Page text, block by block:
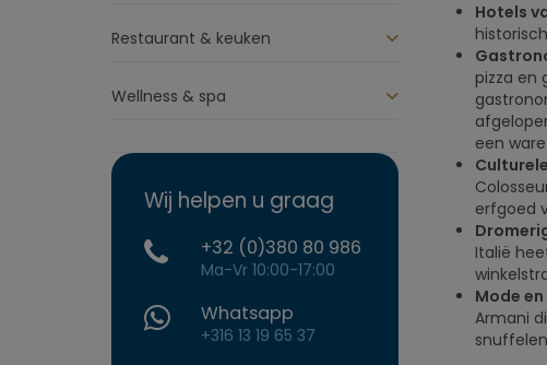
Restaurant & keuken
Wellness & spa
Wij helpen u graag
+32 (0)380 80 986
Ma-Vr 10:00-17:00
Whatsapp
+316 13 19 65 37
Hotels
pizza en
een
erfgoed
Italië
Mode
Armani